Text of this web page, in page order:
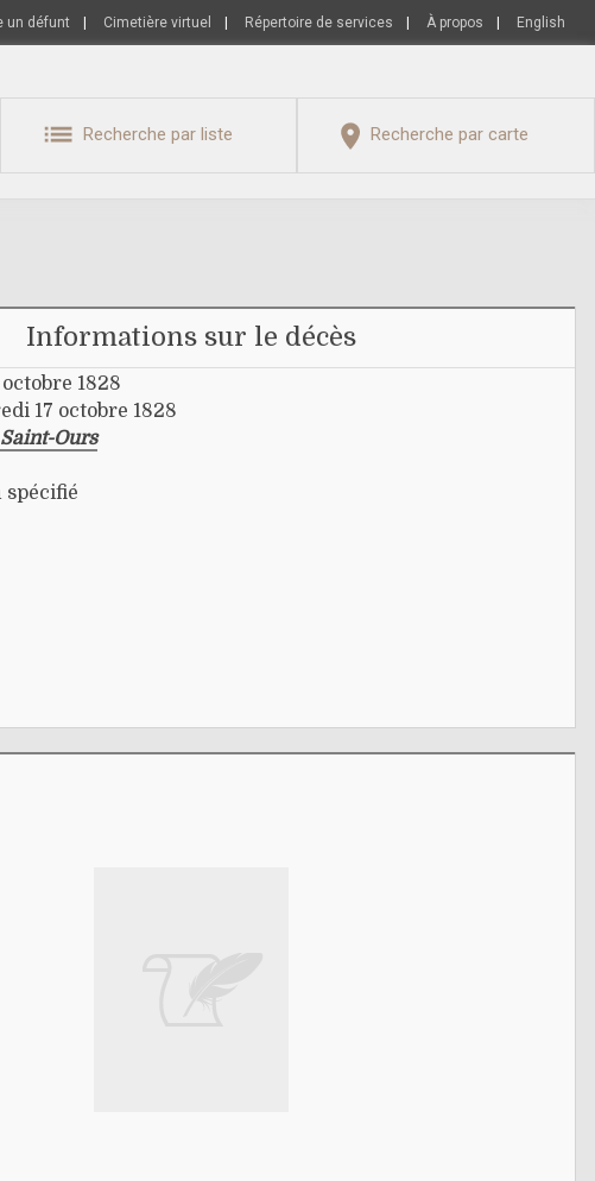
un défunt Cimetière virtuel Répertoire de services À propos English
Recherche par liste Recherche par carte
Informations sur le décès
1828
17 octobre 1828
Ours
spécifié